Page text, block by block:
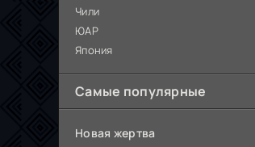
Чили
ЮАР
Япония
Самые популярные
Новая жертва